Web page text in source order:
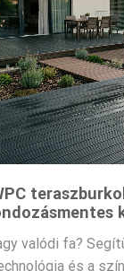
valódi fa?
és a